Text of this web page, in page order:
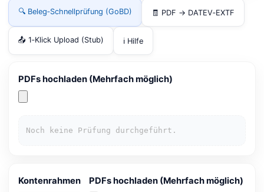
🔍 Beleg‑Schnellprüfung (GoBD) 🧾 PDF → DATEV‑EXTF
📤 1‑Klick Upload (Stub) ℹ️ Hilfe
PDFs hochladen (Mehrfach möglich)
Noch keine Prüfung durchgeführt.
Kontenrahmen PDFs hochladen (Mehrfach möglich)